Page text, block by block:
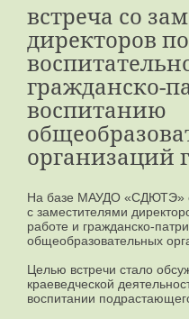
встреча со
директоров
гражданско-
воспитанию
организаций
На базе МАУДО «СДЮТЭ»
с заместителями
работе и гражданско-
общеобразовательных
Целью встречи стало
краеведческой
воспитании